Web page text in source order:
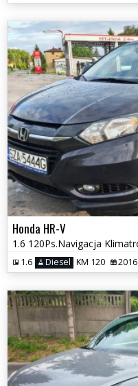
Honda HR-V
1.6 Diesel KM 120 2016